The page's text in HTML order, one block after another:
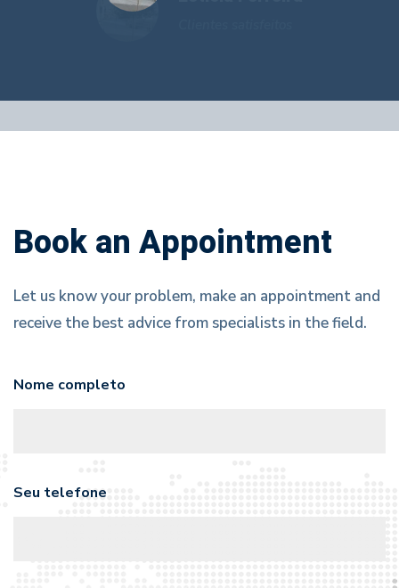
Book an Appointment
Let us know your problem, make an appointment and
receive the best advice from specialists in the field.
Nome completo
Seu telefone